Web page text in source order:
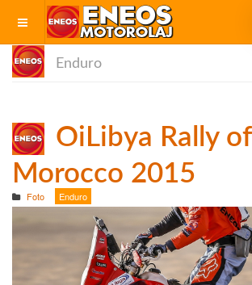
Enduro
OiLibya Rally of
Morocco 2015
Foto Enduro